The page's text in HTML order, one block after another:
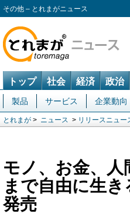
その他 – とれまがニュース
トップ 社会 経済 政治
製品 サービス 企業動向
とれまが > ニュース > リリースニュー
モノ、お金、
まで自由に生
発売